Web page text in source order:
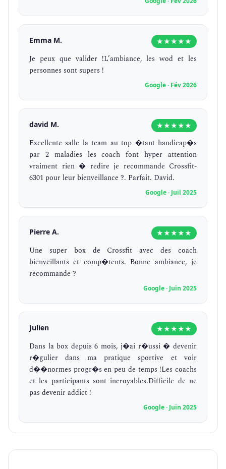
Emma M. ★★★★★
Je peux que valider !L’ambiance, les wod et les
personnes sont supers !
Google · Fév 2026
david M. ★★★★★
Excellente salle la team au top �tant handicap�s
par 2 maladies les coach font hyper attention
vraiment rien � redire je recommande Crossfit-
6301 pour leur bienveillance ?. Parfait. David.
Google · Juil 2025
Pierre A. ★★★★★
Une super box de Crossfit avec des coach
bienveillants et comp�tents. Bonne ambiance, je
recommande ?
Google · Juin 2025
Julien ★★★★★
Dans la box depuis 6 mois, j�ai r�ussi � devenir
r�gulier dans ma pratique sportive et voir
d��normes progr�s en peu de temps !Les coachs
et les participants sont incroyables.Difficile de ne
pas devenir addict !
Google · Juin 2025